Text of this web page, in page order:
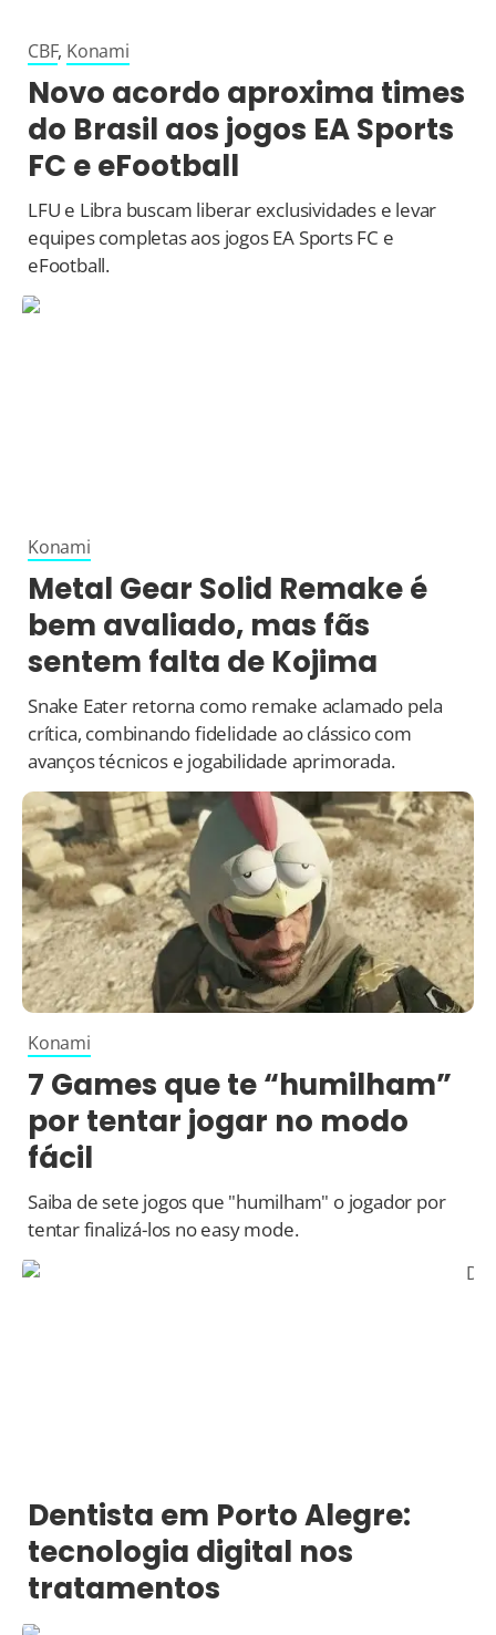
CBF, Konami
Novo acordo aproxima times
do Brasil aos jogos EA Sports
FC e eFootball
LFU e Libra buscam liberar exclusividades e levar
equipes completas aos jogos EA Sports FC e
eFootball.
Konami
Metal Gear Solid Remake é
bem avaliado, mas fãs
sentem falta de Kojima
Snake Eater retorna como remake aclamado pela
crítica, combinando fidelidade ao clássico com
avanços técnicos e jogabilidade aprimorada.
Konami
7 Games que te “humilham”
por tentar jogar no modo
fácil
Saiba de sete jogos que "humilham" o jogador por
tentar finalizá-los no easy mode.
Dentista em Porto Alegre:
tecnologia digital nos
tratamentos